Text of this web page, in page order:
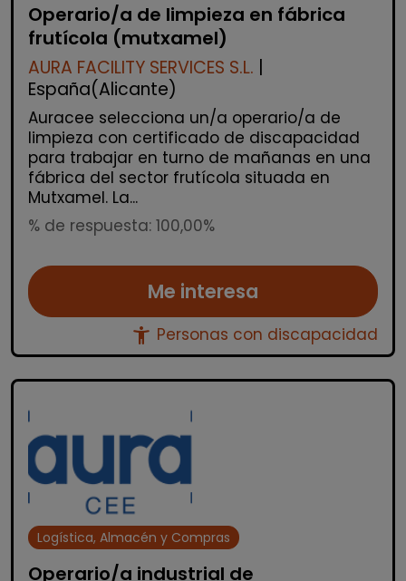
Operario/a de limpieza en fábrica
frutícola (mutxamel)
AURA FACILITY SERVICES S.L.
España(Alicante)
Auracee selecciona un/a operario/a de
limpieza con certificado de discapacidad
para trabajar en turno de mañanas en una
fábrica del sector frutícola situada en
Mutxamel. La...
% de respuesta: 100,00%
Me interesa
accessibility_new Personas con discapacidad
Logística, Almacén y Compras
Operario/a industrial de